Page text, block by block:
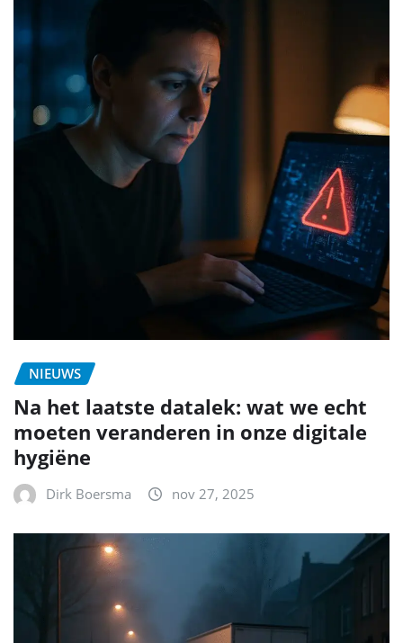
NIEUWS
Na het laatste datalek: wat we echt
moeten veranderen in onze digitale
hygiëne
Dirk Boersma nov 27, 2025